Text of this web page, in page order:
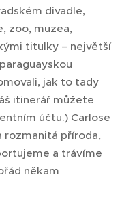
divadle,
zoo, muzea,
titulky – největší
jak to tady
itinerář můžete
účtu.) Carlose
rozmanitá příroda,
a trávíme
někam